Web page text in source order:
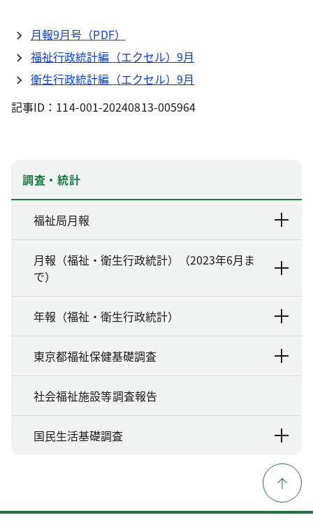
月報9月号（PDF）
福祉行政統計編（エクセル）9月
衛生行政統計編（エクセル）9月
記事ID：114-001-20240813-005964
調査・統計
福祉局月報
月報（福祉・衛生行政統計）（2023年6月ま
で）
年報（福祉・衛生行政統計）
東京都福祉保健基礎調査
社会福祉施設等調査報告
国民生活基礎調査